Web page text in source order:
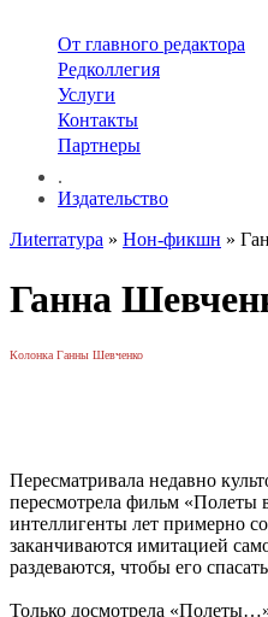
От главного редактора
Редколлегия
Услуги
Контакты
Партнеры
.
Издательство
Лиterraтура » Нон-фикшн »
Ганна
Колонка Ганны Шевченко
Пересматривала недавно
пересмотрела фильм «Полеты
интеллигенты лет примерно
заканчиваются имитацией
раздеваются, чтобы его
Только досмотрела